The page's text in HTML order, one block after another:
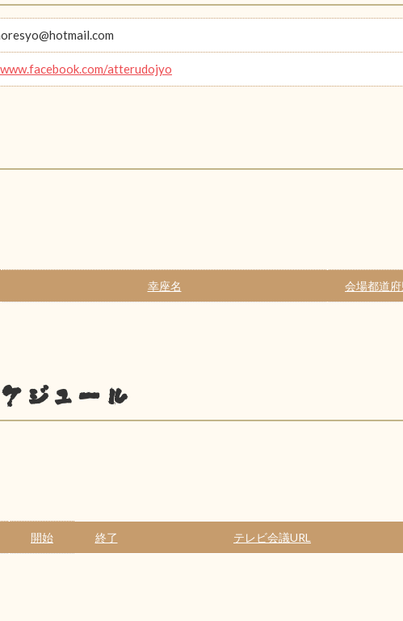
atterudojyo
幸座名 会場都道府
ジュール
開始 終了 テレビ会議URL